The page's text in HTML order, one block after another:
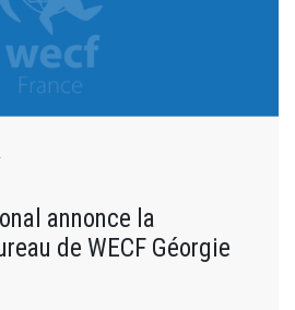
annonce la
de WECF Géorgie